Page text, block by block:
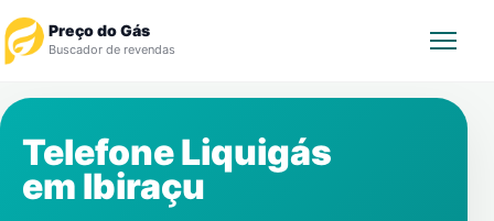
Preço do Gás
Buscador de revendas
Revendedor
Telefone Liquigás
em Ibiraçu